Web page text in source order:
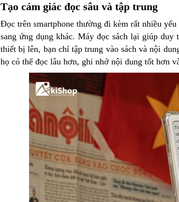
Tạo cảm giác đọc sâu và tập trung
Đọc trên smartphone thường đi kèm rất nhiều
sang ứng dụng khác. Máy đọc sách lại giúp
thiết bị lên, bạn chỉ tập trung vào sách và nội
họ có thể đọc lâu hơn, ghi nhớ nội dung tốt hơn